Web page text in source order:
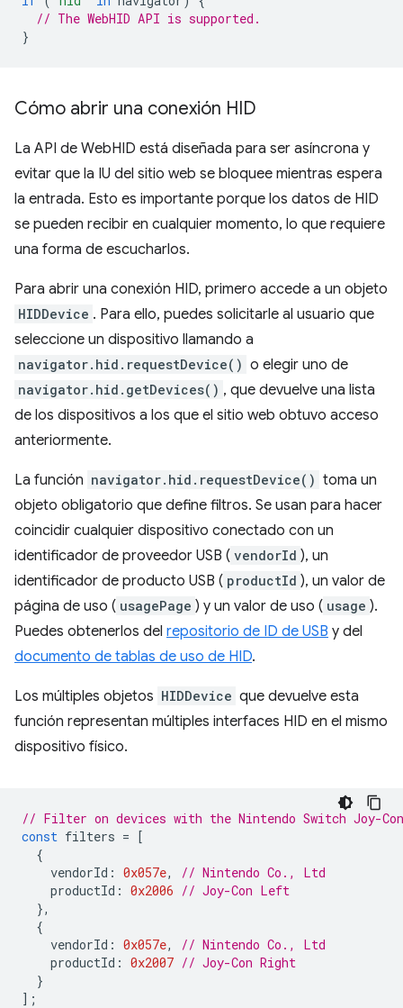
// The WebHID API is supported.
}
Cómo abrir una conexión HID
La API de WebHID está diseñada para ser asíncrona y
evitar que la IU del sitio web se bloquee mientras espera
la entrada. Esto es importante porque los datos de HID
se pueden recibir en cualquier momento, lo que requiere
una forma de escucharlos.
Para abrir una conexión HID, primero accede a un objeto
HIDDevice . Para ello, puedes solicitarle al usuario que
seleccione un dispositivo llamando a
navigator.hid.requestDevice() o elegir uno de
navigator.hid.getDevices() , que devuelve una lista
de los dispositivos a los que el sitio web obtuvo acceso
anteriormente.
La función navigator.hid.requestDevice() toma un
objeto obligatorio que define filtros. Se usan para hacer
coincidir cualquier dispositivo conectado con un
identificador de proveedor USB ( vendorId ), un
identificador de producto USB ( productId ), un valor de
página de uso ( usagePage ) y un valor de uso ( usage ).
Puedes obtenerlos del repositorio de ID de USB y del
documento de tablas de uso de HID.
Los múltiples objetos HIDDevice que devuelve esta
función representan múltiples interfaces HID en el mismo
dispositivo físico.
// Filter on devices with the Nintendo Switch Joy-Con
const filters = [
{
vendorId : 0x057e,
// Nintendo Co., Ltd
productId : 0x2006 // Joy-Con Left
},
{
vendorId : 0x057e,
// Nintendo Co., Ltd
productId : 0x2007 // Joy-Con Right
}
];